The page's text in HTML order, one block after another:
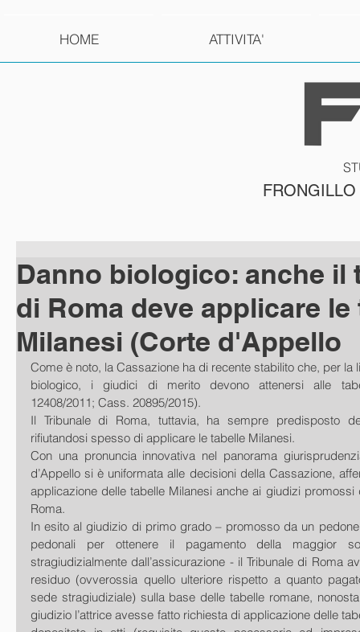
HOME ATTIVITA'
Danno biologico: anche il
di Roma deve applicare le
Milanesi (Corte d'Appello
Come è noto, la Cassazione ha di recente stabilito che, per la
biologico, i giudici di merito devono attenersi alle
12408/2011; Cass. 20895/2015).
Il Tribunale di Roma, tuttavia, ha sempre predisposto
rifiutandosi spesso di applicare le tabelle Milanesi.
Con una pronuncia innovativa nel panorama
d’Appello si è uniformata alle decisioni della Cassazione,
applicazione delle tabelle Milanesi anche ai giudizi promossi
Roma.
In esito al giudizio di primo grado – promosso da un
pedonali per ottenere il pagamento della maggior
stragiudizialmente dall’assicurazione - il Tribunale di Roma
residuo (ovverossia quello ulteriore rispetto a quanto
sede stragiudiziale) sulla base delle tabelle romane,
giudizio l’attrice avesse fatto richiesta di applicazione delle